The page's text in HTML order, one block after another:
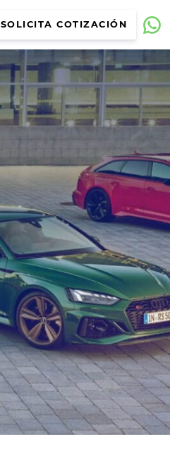
SOLICITA COTIZACIÓN